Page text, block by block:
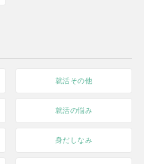
就活その他
就活の悩み
身だしなみ